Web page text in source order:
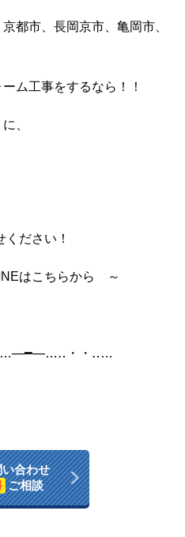
都市、長岡京市、亀岡市、
ム工事をするなら！！
、
ださい！
はこちらから ～
・・‥…
合わせ
ご相談